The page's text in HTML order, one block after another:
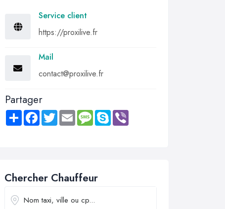
Service client
https://proxilive.fr
Mail
contact@proxilive.fr
Partager
Share FacebookTwitter Email MessageSkype
Chercher Chauffeur